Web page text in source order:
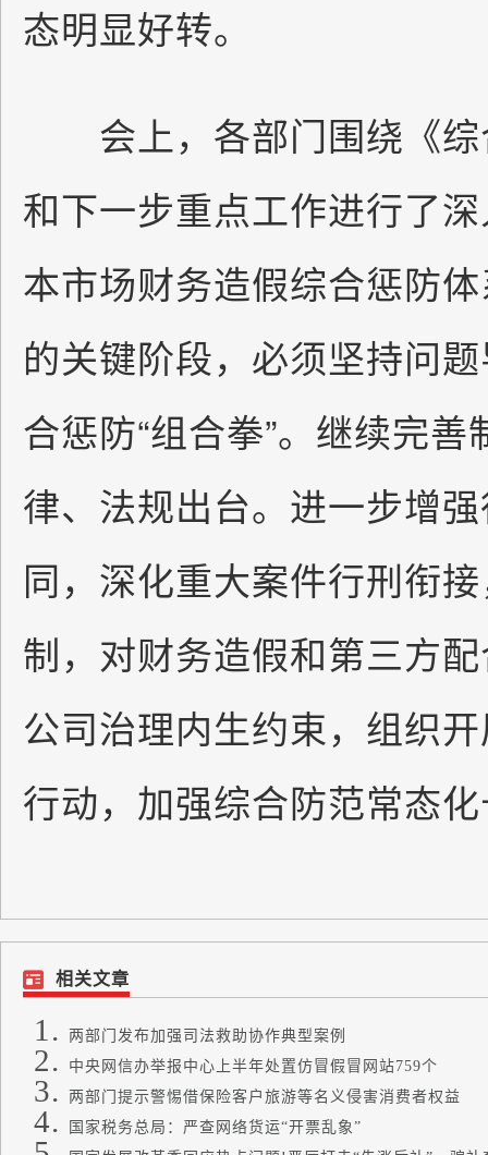
态明显好转。
会上，各部门围绕《综
和下一步重点工作进行了
本市场财务造假综合惩防
的关键阶段，必须坚持问
合惩防“组合拳”。继续完
律、法规出台。进一步增
同，深化重大案件行刑衔
制，对财务造假和第三方
公司治理内生约束，组织
行动，加强综合防范常态
相关文章
两部门发布加强司法救助协作典型案例
中央网信办举报中心上半年处置仿冒假冒网站759个
两部门提示警惕借保险客户旅游等名义侵害消费者权益
国家税务总局：严查网络货运“开票乱象”